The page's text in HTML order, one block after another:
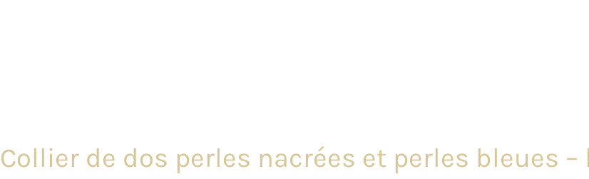
Collier de dos perles nacrées et perles bleues